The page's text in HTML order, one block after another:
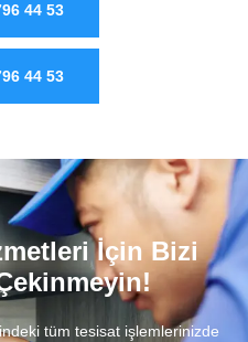
44 53
44 53
İçin Bizi
tüm tesisat işlemlerinizde